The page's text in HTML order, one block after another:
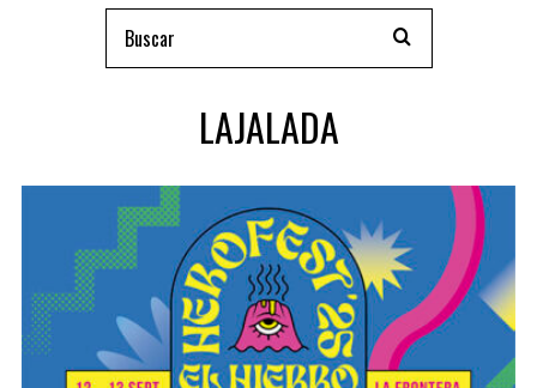
LAJALADA